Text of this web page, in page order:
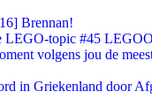
Brennan!
LEGO-topic #45
volgens jou de
in Griekenland door